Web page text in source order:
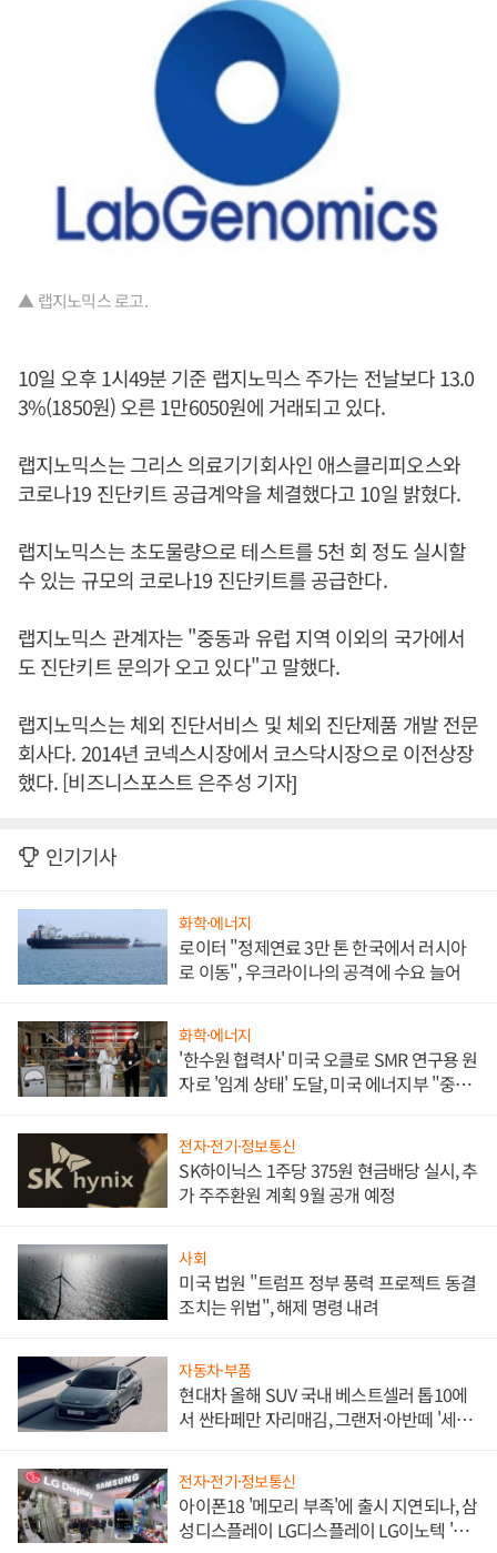
▲ 랩지노믹스 로고.
10일 오후 1시49분 기준 랩지노믹스 주가는 전날보다 13.0
3%(1850원) 오른 1만6050원에 거래되고 있다.
랩지노믹스는 그리스 의료기기회사인 애스클리피오스와
코로나19 진단키트 공급계약을 체결했다고 10일 밝혔다.
랩지노믹스는 초도물량으로 테스트를 5천 회 정도 실시할
수 있는 규모의 코로나19 진단키트를 공급한다.
랩지노믹스 관계자는 "중동과 유럽 지역 이외의 국가에서
도 진단키트 문의가 오고 있다"고 말했다.
랩지노믹스는 체외 진단서비스 및 체외 진단제품 개발 전문
회사다. 2014년 코넥스시장에서 코스닥시장으로 이전상장
했다. [비즈니스포스트 은주성 기자]
인기기사
화학·에너지
로이터 "정제연료 3만 톤 한국에서 러시아
로 이동", 우크라이나의 공격에 수요 늘어
화학·에너지
'한수원 협력사' 미국 오클로 SMR 연구용 원
자로 '임계 상태' 도달, 미국 에너지부 "중요
전자·전기·정보통신
SK하이닉스 1주당 375원 현금배당 실시, 추
가 주주환원 계획 9월 공개 예정
사회
미국 법원 "트럼프 정부 풍력 프로젝트 동결
조치는 위법", 해제 명령 내려
자동차·부품
현대차 올해 SUV 국내 베스트셀러 톱10에
서 싼타페만 자리매김, 그랜저·아반떼 '세단
전자·전기·정보통신
아이폰18 '메모리 부족'에 출시 지연되나, 삼
성디스플레이 LG디스플레이 LG이노텍 '탈